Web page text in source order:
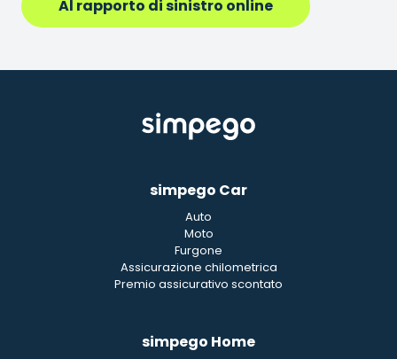
Al rapporto di sinistro online
simpego Car
Auto
Moto
Furgone
Assicurazione chilometrica
Premio assicurativo scontato
simpego Home